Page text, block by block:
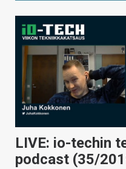
LIVE: io-techin
podcast (35/